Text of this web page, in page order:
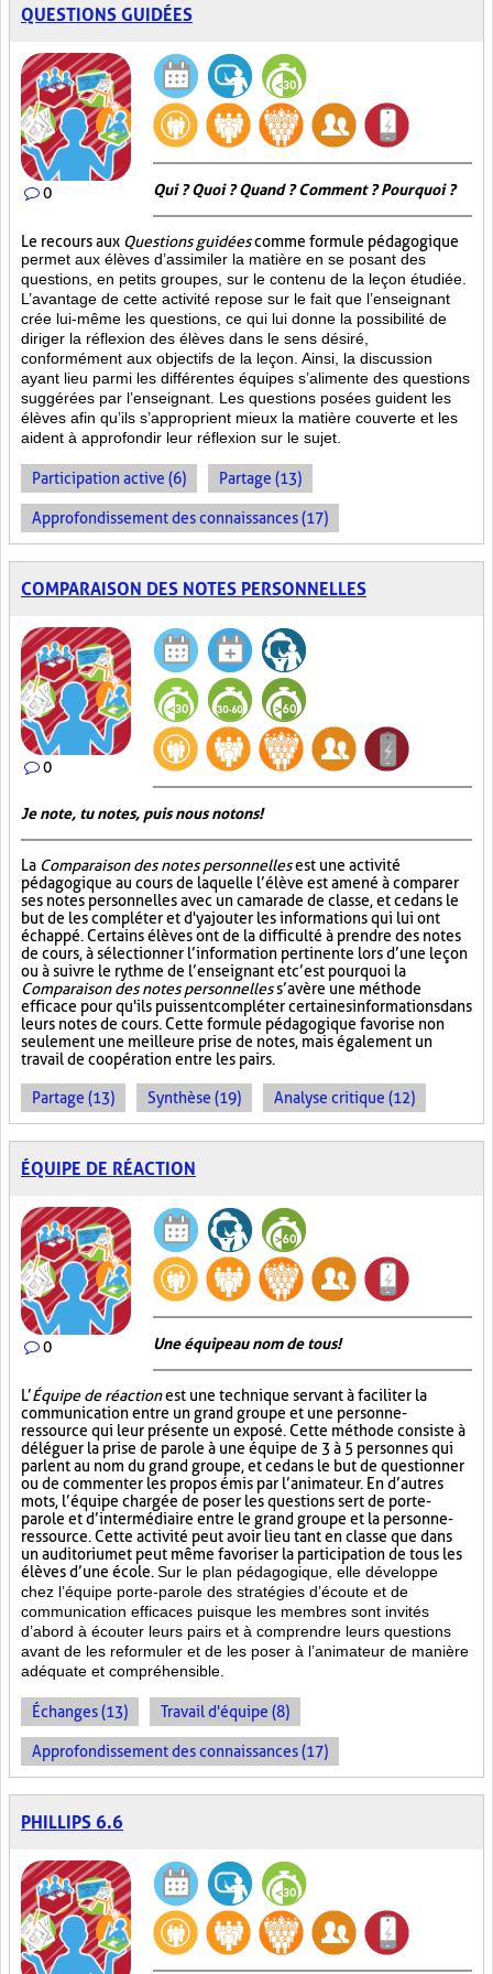
QUESTIONS GUIDÉES
0 Qui ? Quoi ? Quand ? Comment ? Pourquoi ?
Le recours aux Questions guidéescomme formule pédagogique
permet aux élèves d’assimiler la matière en se posant des
questions, en petits groupes, sur le contenu de la leçon étudiée.
L’avantage de cette activité repose sur le fait que l’enseignant
crée lui-même les questions, ce qui lui donne la possibilité de
diriger la réflexion des élèves dans le sens désiré,
conformément aux objectifs de la leçon. Ainsi, la discussion
ayant lieu parmi les différentes équipes s’alimente des questions
suggérées par l’enseignant. Les questions posées guident les
élèves afin qu’ils s’approprient mieux la matière couverte et les
aident à approfondir leur réflexion sur le sujet.
Participation active (6) Partage (13)
Approfondissement des connaissances (17)
COMPARAISON DES NOTES PERSONNELLES
0
Je note, tu notes, puis nous notons!
La Comparaison des notes personnellesest une activité
pédagogique au cours de laquelle l’élève est amené à comparer
ses notes personnelles avec un camarade de classe, et ce dans le
but de les compléter et d'y ajouter les informations qui lui ont
échappé. Certains élèves ont de la difficulté à prendre des notes
de cours, à sélectionner l’information pertinente lors d’une leçon
ou à suivre le rythme de l’enseignant et c’est pourquoi la
Comparaison des notes personnelless’avère une méthode
efficace pour qu'ils puissent compléter certaines informations dans
leurs notes de cours. Cette formule pédagogique favorise non
seulement une meilleure prise de notes, mais également un
travail de coopération entre les pairs.
Partage (13) Synthèse (19) Analyse critique (12)
ÉQUIPE DE RÉACTION
0 Une équipe au nom de tous!
L’Équipe de réactionest une technique servant à faciliter la
communication entre un grand groupe et une personne-
ressource qui leur présente un exposé. Cette méthode consiste à
déléguer la prise de parole à une équipe de 3 à 5 personnes qui
parlent au nom du grand groupe, et ce dans le but de questionner
ou de commenter les propos émis par l’animateur. En d’autres
mots, l’équipe chargée de poser les questions sert de porte-
parole et d’intermédiaire entre le grand groupe et la personne-
ressource. Cette activité peut avoir lieu tant en classe que dans
un auditorium et peut même favoriser la participation de tous les
élèves d’une école. Sur le plan pédagogique, elle développe
chez l’équipe porte-parole des stratégies d’écoute et de
communication efficaces puisque les membres sont invités
d’abord à écouter leurs pairs et à comprendre leurs questions
avant de les reformuler et de les poser à l’animateur de manière
adéquate et compréhensible.
Échanges (13) Travail d'équipe (8)
Approfondissement des connaissances (17)
PHILLIPS 6.6